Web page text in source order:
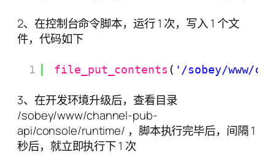
2、在控制台命令脚本，运行 1 次，写入 1 个文
件，代码如下
1 file_put_contents ( '/sobey/www/
3、在开发环境升级后，查看目录
/sobey/www/channel-pub-
api/console/runtime/ ，脚本执行完毕后，间隔 1
秒后，就立即执行下 1 次